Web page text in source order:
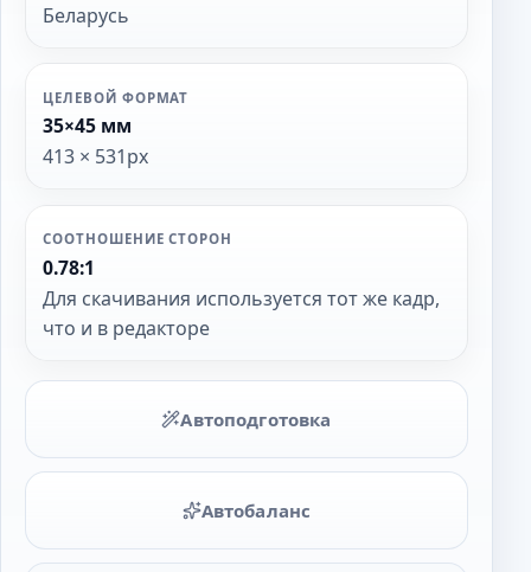
Беларусь
ЦЕЛЕВОЙ ФОРМАТ
35×45 мм
413 × 531px
СООТНОШЕНИЕ СТОРОН
0.78:1
Для скачивания используется тот же кадр,
что и в редакторе
Автоподготовка
Автобаланс